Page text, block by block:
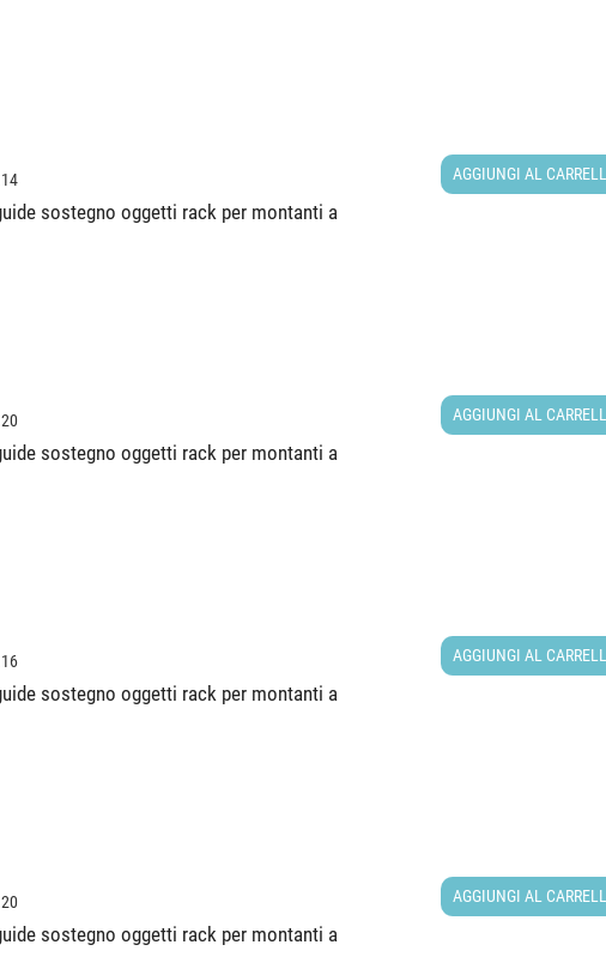
sostegno oggetti rack per montanti a
AGGIUNGI AL
sostegno oggetti rack per montanti a
AGGIUNGI AL
sostegno oggetti rack per montanti a
AGGIUNGI AL
sostegno oggetti rack per montanti a
AGGIUNGI AL